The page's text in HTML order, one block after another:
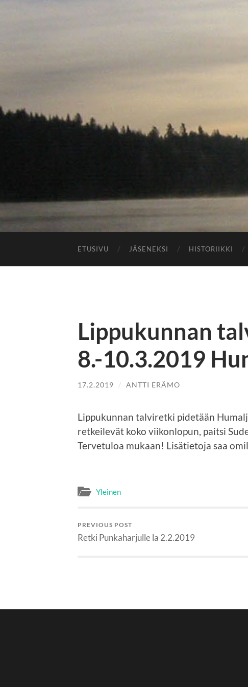
ETUSIVU JÄSENEKSI HISTORIIKKI
Lippukunnan
8.-10.3.2019
17.2.2019 / ANTTI ERÄMO
Lippukunnan talviretki pidetään
retkeilevät koko viikonlopun, paitsi
Tervetuloa mukaan! Lisätietoja saa
Yleinen
PREVIOUS POST
Retki Punkaharjulle la 2.2.2019